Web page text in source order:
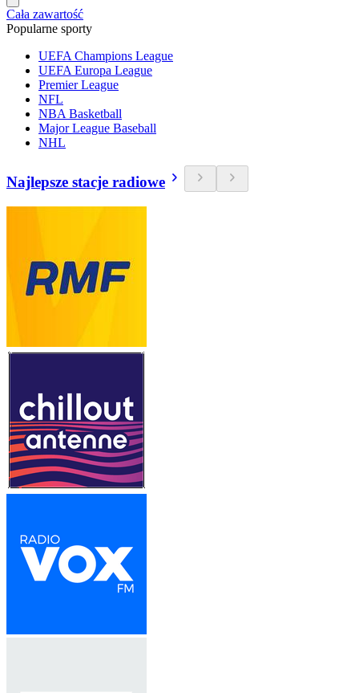
Cała zawartość
Popularne sporty
UEFA Champions League
UEFA Europa League
Premier League
NFL
NBA Basketball
Major League Baseball
NHL
Najlepsze stacje radiowe